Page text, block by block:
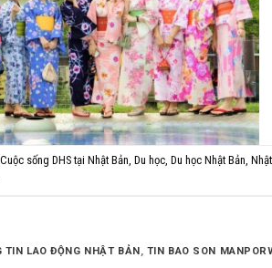
Cuộc sống DHS tại Nhật Bản Du học Du học Nhật Bản
TIN LAO ĐỘNG NHẬT BẢN TIN BAO SON